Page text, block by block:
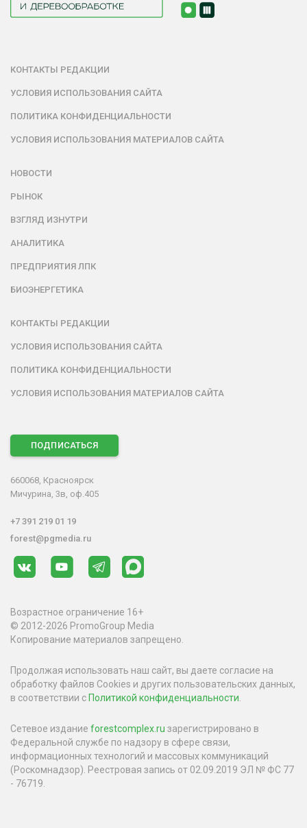
КОНТАКТЫ РЕДАКЦИИ
УСЛОВИЯ ИСПОЛЬЗОВАНИЯ САЙТА
ПОЛИТИКА КОНФИДЕНЦИАЛЬНОСТИ
УСЛОВИЯ ИСПОЛЬЗОВАНИЯ МАТЕРИАЛОВ САЙТА
НОВОСТИ
РЫНОК
ВЗГЛЯД ИЗНУТРИ
АНАЛИТИКА
ПРЕДПРИЯТИЯ ЛПК
БИОЭНЕРГЕТИКА
КОНТАКТЫ РЕДАКЦИИ
УСЛОВИЯ ИСПОЛЬЗОВАНИЯ САЙТА
ПОЛИТИКА КОНФИДЕНЦИАЛЬНОСТИ
УСЛОВИЯ ИСПОЛЬЗОВАНИЯ МАТЕРИАЛОВ САЙТА
ПОДПИСАТЬСЯ
660068, Красноярск
Мичурина, 3в, оф.405
+7 391 219 01 19
forest@pgmedia.ru
Возрастное ограничение 16+
© 2012-2026 PromoGroup Media
Копирование материалов запрещено.
Продолжая использовать наш сайт, вы даете согласие на
обработку файлов Cookies и других пользовательских данных,
в соответствии с Политикой конфиденциальности
Сетевое издание forestcomplex.ru зарегистрировано в
Федеральной службе по надзору в сфере связи,
информационных технологий и массовых коммуникаций
(Роскомнадзор). Реестровая запись от 02.09.2019 ЭЛ № ФС 77
- 76719.